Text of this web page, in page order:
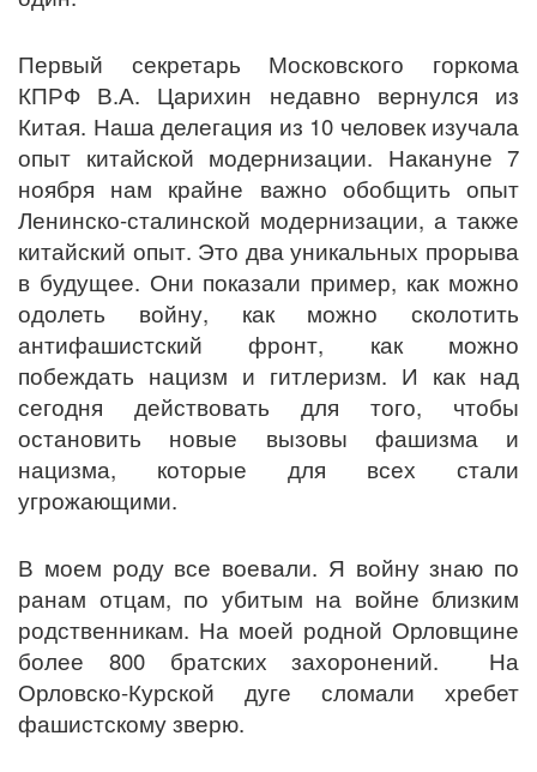
Первый секретарь Московского горкома
КПРФ В.А. Царихин недавно вернулся из
Китая. Наша делегация из 10 человек изучала
опыт китайской модернизации. Накануне 7
ноября нам крайне важно обобщить опыт
Ленинско-сталинской модернизации, а также
китайский опыт. Это два уникальных прорыва
в будущее. Они показали пример, как можно
одолеть войну, как можно сколотить
антифашистский фронт, как можно
побеждать нацизм и гитлеризм. И как над
сегодня действовать для того, чтобы
остановить новые вызовы фашизма и
нацизма, которые для всех стали
угрожающими.
В моем роду все воевали. Я войну знаю по
ранам отцам, по убитым на войне близким
родственникам. На моей родной Орловщине
более 800 братских захоронений. На
Орловско-Курской дуге сломали хребет
фашистскому зверю.